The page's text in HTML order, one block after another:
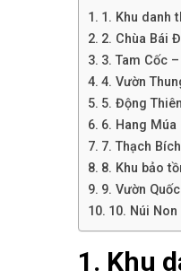
1. Khu danh
2. Chùa Bái
3. Tam Cốc
4. Vườn
5. Động
6. Hang Múa
7. Thạch
8. Khu bảo
9. Vườn
10. Núi
1. Khu